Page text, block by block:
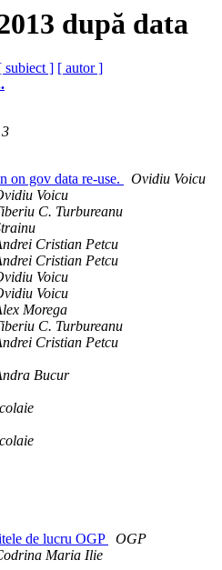
după data
subiect ] [ autor ]
on gov data re-use.
Ovidiu Voicu
Voicu
C. Turbureanu
Cristian Petcu
Cristian Petcu
Voicu
Voicu
Morega
C. Turbureanu
Cristian Petcu
Bucur
de lucru OGP
OGP
Maria Ilie